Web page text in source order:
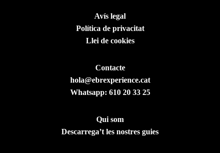
Avís legal
Política de privacitat
Llei de cookies
Contacte
hola@ebrexperience.cat
Whatsapp: 610 20 33 25
Qui som
Descarrega’t les nostres guies